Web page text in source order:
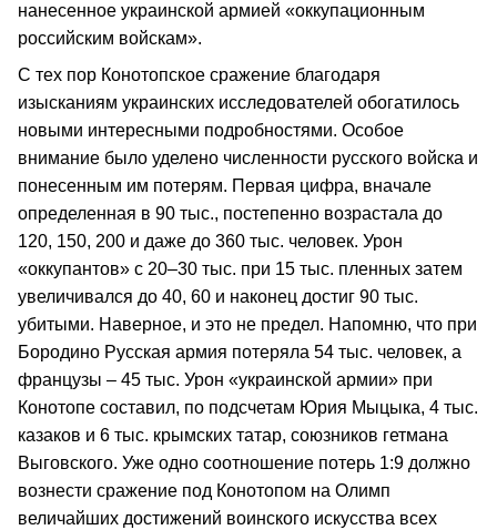
нанесенное украинской армией «оккупационным
российским войскам».
С тех пор Конотопское сражение благодаря
изысканиям украинских исследователей обогатилось
новыми интересными подробностями. Особое
внимание было уделено численности русского войска и
понесенным им потерям. Первая цифра, вначале
определенная в 90 тыс., постепенно возрастала до
120, 150, 200 и даже до 360 тыс. человек. Урон
«оккупантов» с 20–30 тыс. при 15 тыс. пленных затем
увеличивался до 40, 60 и наконец достиг 90 тыс.
убитыми. Наверное, и это не предел. Напомню, что при
Бородино Русская армия потеряла 54 тыс. человек, а
французы – 45 тыс. Урон «украинской армии» при
Конотопе составил, по подсчетам Юрия Мыцыка, 4 тыс.
казаков и 6 тыс. крымских татар, союзников гетмана
Выговского. Уже одно соотношение потерь 1:9 должно
вознести сражение под Конотопом на Олимп
величайших достижений воинского искусства всех